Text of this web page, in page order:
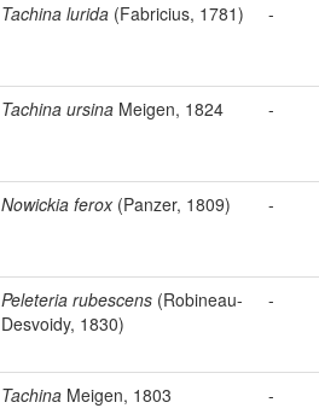
Tachina lurida (Fabricius, 1781) -
Tachina ursina Meigen, 1824 -
Nowickia ferox(Panzer, 1809) -
Peleteria rubescens (Robineau-
Desvoidy, 1830)
-
Tachina Meigen, 1803 -